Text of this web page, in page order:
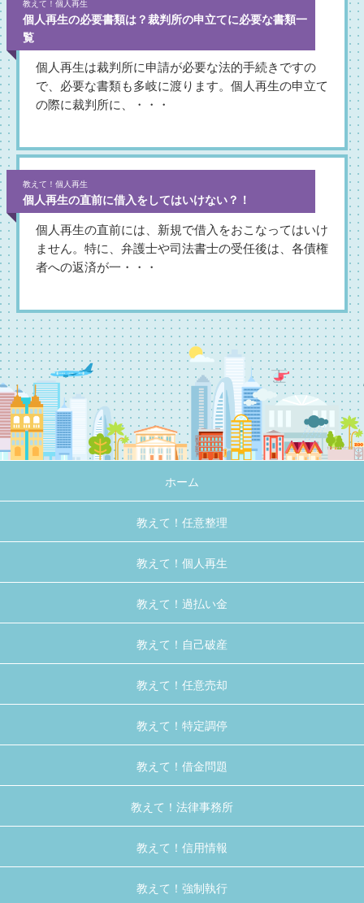
教えて！個人再生
個人再生の必要書類は？裁判所の申立てに必要な書類一
覧
個人再生は裁判所に申請が必要な法的手続きですの
で、必要な書類も多岐に渡ります。個人再生の申立て
の際に裁判所に、・・・
教えて！個人再生
個人再生の直前に借入をしてはいけない？！
個人再生の直前には、新規で借入をおこなってはいけ
ません。特に、弁護士や司法書士の受任後は、各債権
者への返済が一・・・
ホーム
教えて！任意整理
教えて！個人再生
教えて！過払い金
教えて！自己破産
教えて！任意売却
教えて！特定調停
教えて！借金問題
教えて！法律事務所
教えて！信用情報
教えて！強制執行